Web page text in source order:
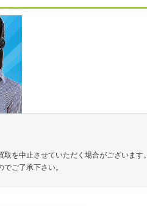
を中止させていただく場合がございます。
ご了承下さい。